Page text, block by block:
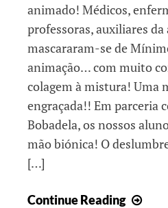
animado! Médicos,
professoras, auxiliares
mascararam-se de
animação… com muito
colagem à mistura! Uma
engraçada!! Em parceria
Bobadela, os nossos
mão biónica! O
[…]
Continue Reading